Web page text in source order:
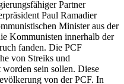
Partner
Paul Ramadier
Minister aus der
Kommunisten innerhalb der
fanden. Die PCF
von Streiks und
sein sollen. Diese
von der PCF. In